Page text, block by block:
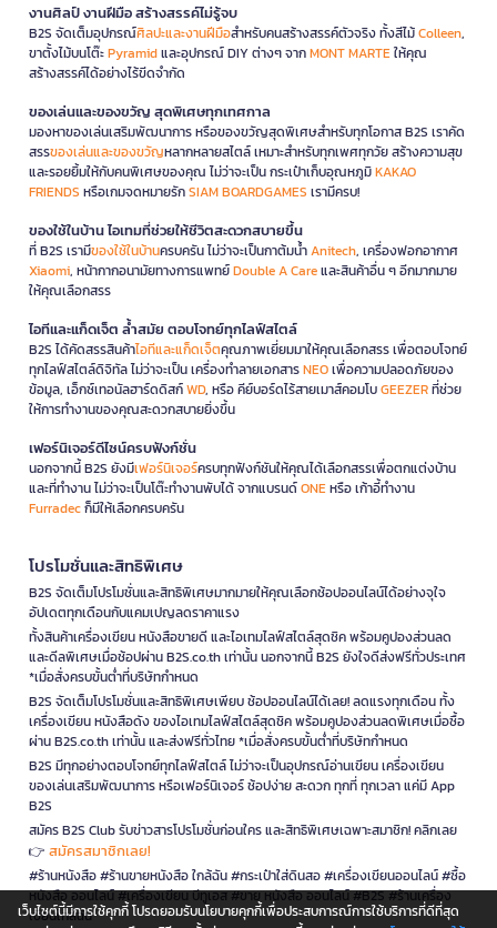
งานศิลป์ งานฝีมือ สร้างสรรค์ไม่รู้จบ
B2S จัดเต็มอุปกรณ์ศิลปะและงานฝีมือสำหรับคนสร้างสรรค์ตัวจริง ทั้งสีไม้Colleen,
ขาตั้งไม้บนโต๊ะPyramidและอุปกรณ์ DIY ต่างๆ จากMONT MARTEให้คุณ
สร้างสรรค์ได้อย่างไร้ขีดจำกัด
ของเล่นและของขวัญ สุดพิเศษทุกเทศกาล
มองหาของเล่นเสริมพัฒนาการ หรือของขวัญสุดพิเศษสำหรับทุกโอกาส B2S เราคัด
สรรของเล่นและของขวัญหลากหลายสไตล์ เหมาะสำหรับทุกเพศทุกวัย สร้างความสุข
และรอยยิ้มให้กับคนพิเศษของคุณ ไม่ว่าจะเป็น กระเป๋าเก็บอุณหภูมิKAKAO
FRIENDS หรือเกมจดหมายรักSIAM BOARDGAMES เรามีครบ!
ของใช้ในบ้าน ไอเทมที่ช่วยให้ชีวิตสะดวกสบายขึ้น
ที่ B2S เรามีของใช้ในบ้านครบครัน ไม่ว่าจะเป็นกาต้มน้ำAnitech, เครื่องฟอกอากาศ
Xiaomi, หน้ากากอนามัยทางการแพทย์Double A Careและสินค้าอื่น ๆ อีกมากมาย
ให้คุณเลือกสรร
ไอทีและแก็ดเจ็ต ล้ำสมัย ตอบโจทย์ทุกไลฟ์สไตล์
B2S ได้คัดสรรสินค้าไอทีและแก็ดเจ็ตคุณภาพเยี่ยมมาให้คุณเลือกสรร เพื่อตอบโจทย์
ทุกไลฟ์สไตล์ดิจิทัล ไม่ว่าจะเป็น เครื่องทำลายเอกสารNEOเพื่อความปลอดภัยของ
ข้อมูล, เอ็กซ์เทอนัลฮาร์ดดิสก์WD, หรือ คีย์บอร์ดไร้สายเมาส์คอมโบGEEZERที่ช่วย
ให้การทำงานของคุณสะดวกสบายยิ่งขึ้น
เฟอร์นิเจอร์ดีไซน์ครบฟังก์ชั่น
นอกจากนี้ B2S ยังมีเฟอร์นิเจอร์ครบทุกฟังก์ชันให้คุณได้เลือกสรรเพื่อตกแต่งบ้าน
และที่ทำงาน ไม่ว่าจะเป็นโต๊ะทำงานพับได้ จากแบรนด์ONEหรือ เก้าอี้ทำงาน
Furradecก็มีให้เลือกครบครัน
โปรโมชั่นและสิทธิพิเศษ
B2S จัดเต็มโปรโมชั่นและสิทธิพิเศษมากมายให้คุณเลือกช้อปออนไลน์ได้อย่างจุใจ
อัปเดตทุกเดือนกับแคมเปญลดราคาแรง
ทั้งสินค้าเครื่องเขียน หนังสือขายดี และไอเทมไลฟ์สไตล์สุดชิค พร้อมคูปองส่วนลด
และดีลพิเศษเมื่อช้อปผ่าน B2S.co.th เท่านั้น นอกจากนี้ B2S ยังใจดีส่งฟรีทั่วประเทศ
*เมื่อสั่งครบขั้นต่ำที่บริษัทกำหนด
B2S จัดเต็มโปรโมชั่นและสิทธิพิเศษเพียบ ช้อปออนไลน์ได้เลย! ลดแรงทุกเดือน ทั้ง
เครื่องเขียน หนังสือดัง ของไอเทมไลฟ์สไตล์สุดชิค พร้อมคูปองส่วนลดพิเศษเมื่อซื้อ
ผ่าน B2S.co.th เท่านั้น และส่งฟรีทั่วไทย *เมื่อสั่งครบขั้นต่ำที่บริษัทกำหนด
B2S มีทุกอย่างตอบโจทย์ทุกไลฟ์สไตล์ ไม่ว่าจะเป็นอุปกรณ์อ่านเขียน เครื่องเขียน
ของเล่นเสริมพัฒนาการ หรือเฟอร์นิเจอร์ ช้อปง่าย สะดวก ทุกที่ ทุกเวลา แค่มี App
B2S
สมัคร B2S Club รับข่าวสารโปรโมชั่นก่อนใคร และสิทธิพิเศษเฉพาะสมาชิก! คลิกเลย
👉 สมัครสมาชิกเลย!
#ร้านหนังสือ #ร้านขายหนังสือ ใกล้ฉัน #กระเป๋าใส่ดินสอ #เครื่องเขียนออนไลน์ #ซื้อ
หนังสือ ออนไลน์ #เครื่องเขียน บีทูเอส #ขาย หนังสือ ออนไลน์ #B2S #ร้านเครื่อง
เขียนใกล้ฉัน
เว็บไซต์นี้มีการใช้คุกกี้ โปรดยอมรับนโยบายคุกกี้เพื่อประสบการณ์การใช้บริการที่ดีที่สุด